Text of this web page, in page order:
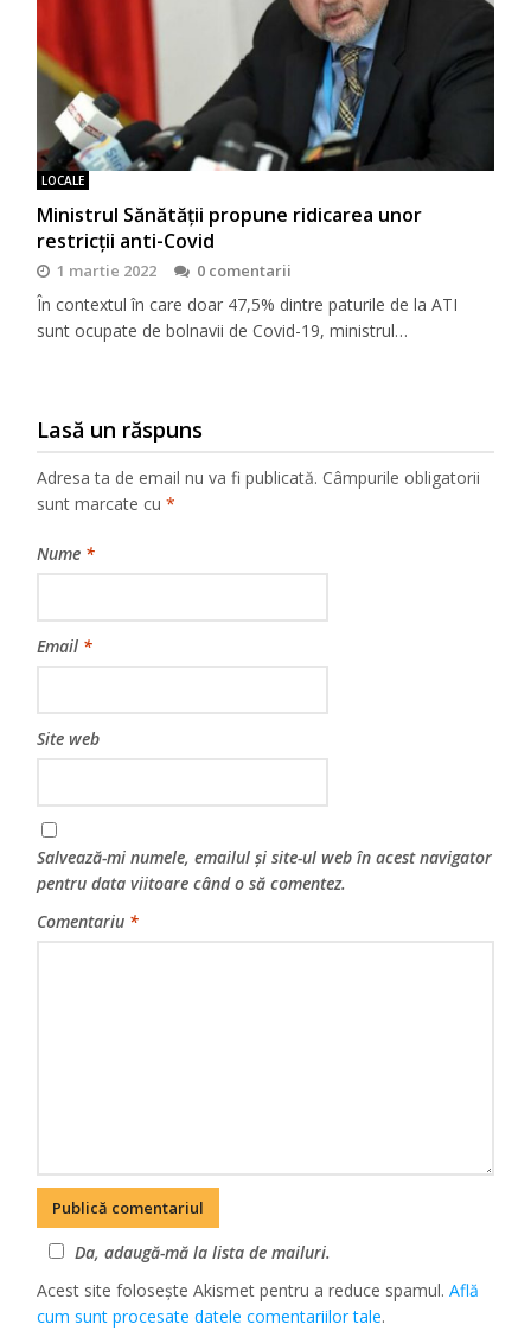
LOCALE
Ministrul Sănătății propune ridicarea unor
restricții anti-Covid
1 martie 2022 0 comentarii
În contextul în care doar 47,5% dintre paturile de la ATI
sunt ocupate de bolnavii de Covid-19, ministrul…
Lasă un răspuns
Adresa ta de email nu va fi publicată. Câmpurile obligatorii
sunt marcate cu*
Nume *
Email *
Site web
Salvează-mi numele, emailul și site-ul web în acest navigator
pentru data viitoare când o să comentez.
Comentariu *
Da, adaugă-mă la lista de mailuri.
Acest site folosește Akismet pentru a reduce spamul.Află
cum sunt procesate datele comentariilor tale.